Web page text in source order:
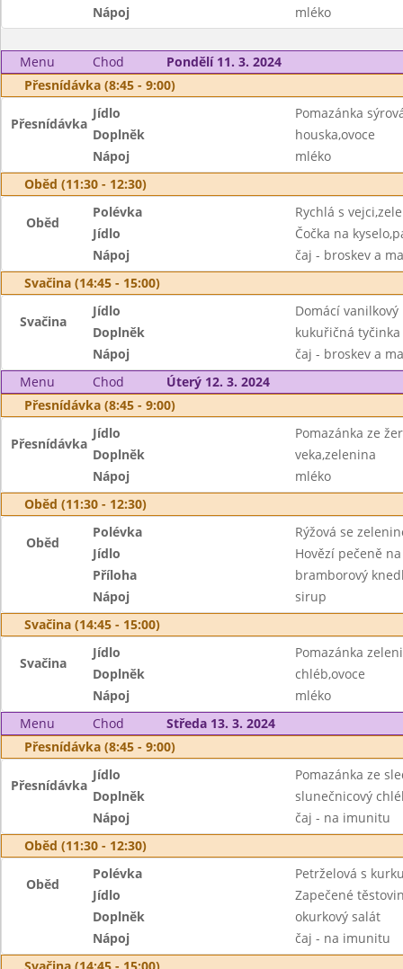
Nápoj
mléko
Menu Chod
Pondělí 11. 3. 2024
Přesnídávka (8:45 - 9:00)
Přesnídávka
Jídlo
Pomazánka
Doplněk
houska,ovoce
Nápoj
mléko
Oběd (11:30 - 12:30)
Oběd
Polévka
Rychlá s
Jídlo
Čočka na
Nápoj
čaj - broskev a
Svačina (14:45 - 15:00)
Svačina
Jídlo
Domácí
Doplněk
kukuřičná tyčinka
Nápoj
čaj - broskev a
Menu
Chod
Úterý 12. 3. 2024
Přesnídávka (8:45 - 9:00)
Přesnídávka
Jídlo
Pomazánka ze
Doplněk
veka,zelenina
Nápoj
mléko
Oběd (11:30 - 12:30)
Oběd
Polévka
Rýžová se
Jídlo
Hovězí pečeně
Příloha
bramborový
Nápoj
sirup
Svačina (14:45 - 15:00)
Svačina
Jídlo
Pomazánka
Doplněk
chléb,ovoce
Nápoj
mléko
Menu
Chod
Středa 13. 3. 2024
Přesnídávka (8:45 - 9:00)
Přesnídávka
Jídlo
Pomazánka ze
Doplněk
slunečnicový
Nápoj
čaj - na imunitu
Oběd (11:30 - 12:30)
Oběd
Polévka
Petrželová s
Jídlo
Zapečené
Doplněk
okurkový salát
Nápoj
čaj - na imunitu